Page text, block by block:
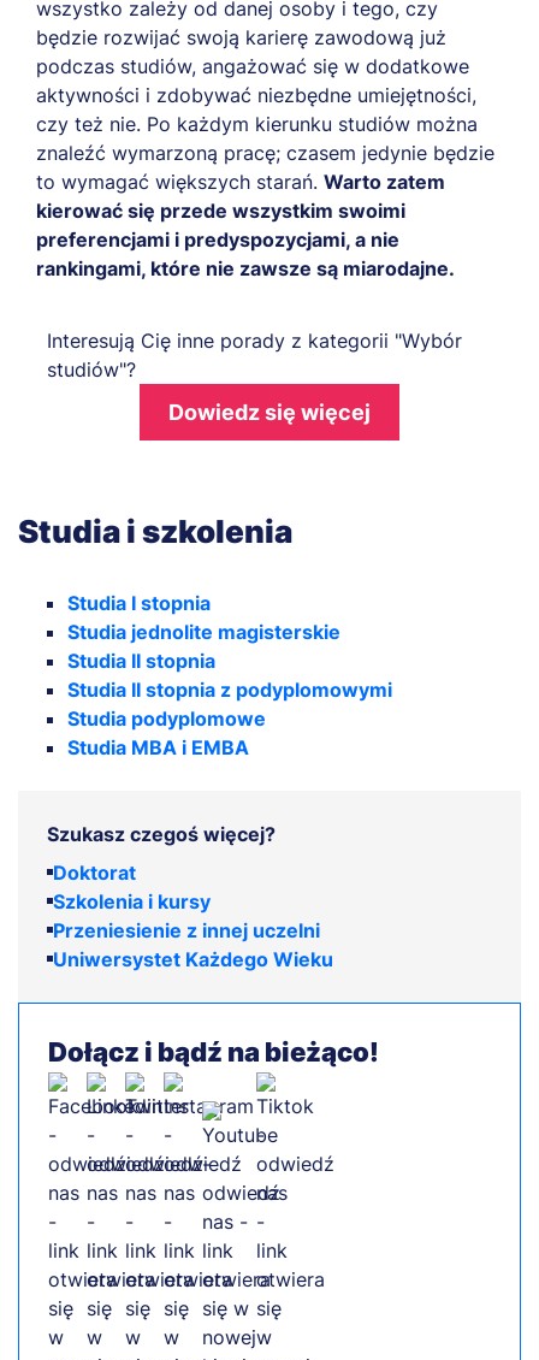
wszystko zależy od danej osoby i tego, czy
będzie rozwijać swoją karierę zawodową już
podczas studiów, angażować się w dodatkowe
aktywności i zdobywać niezbędne umiejętności,
czy też nie. Po każdym kierunku studiów można
znaleźć wymarzoną pracę; czasem jedynie będzie
to wymagać większych starań. Warto zatem
kierować się przede wszystkim swoimi
preferencjami i predyspozycjami, a nie
rankingami, które nie zawsze są miarodajne.
Interesują Cię inne porady z kategorii "Wybór
studiów"?
Dowiedz się więcej
Studia i szkolenia
Studia I stopnia
Studia jednolite magisterskie
Studia II stopnia
Studia II stopnia z podyplomowymi
Studia podyplomowe
Studia MBA i EMBA
Szukasz czegoś więcej?
Doktorat
Szkolenia i kursy
Przeniesienie z innej uczelni
Uniwersystet Każdego Wieku
Dołącz i bądź na bieżąco!